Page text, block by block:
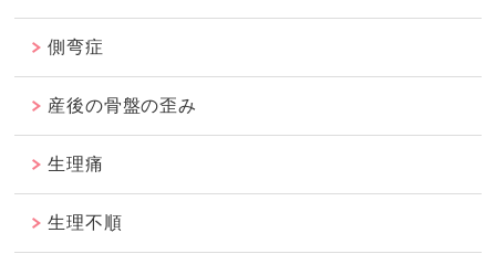
側弯症
産後の骨盤の歪み
生理痛
生理不順